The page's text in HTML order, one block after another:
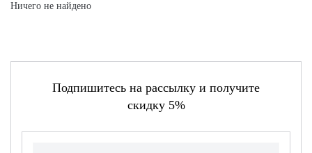
Ничего не найдено
Подпишитесь на рассылку и получите
скидку 5%